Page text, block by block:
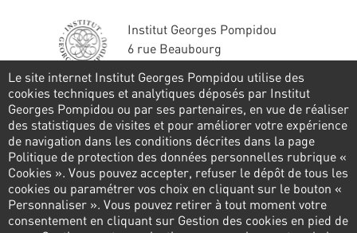
Institut Georges Pompidou
6 rue Beaubourg
Tél. : 01 44 78 41 22
Restons en contact
FORMULAIRE DE CONTACT
Suivez-nous
Le site internet Institut Georges Pompidou utilise des
cookies techniques et analytiques déposés par Institut
Georges Pompidou ou par ses partenaires, en vue de réaliser
des statistiques de visites et pour améliorer votre expérience
de navigation dans les conditions décrites dans la page
Politique de protection des données personnelles rubrique «
Cookies ». Vous pouvez accepter, refuser le dépôt de tous les
cookies ou paramétrer vos choix en cliquant sur le bouton «
Personnaliser ». Vous pouvez retirer à tout moment votre
consentement en cliquant sur Gestion des cookies en pied de